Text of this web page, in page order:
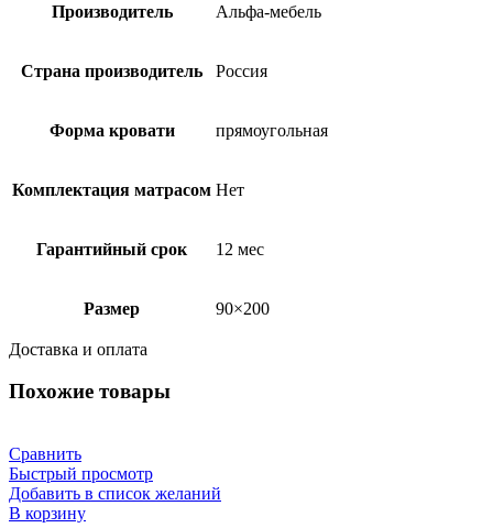
Производитель Альфа-мебель
Страна производитель Россия
Форма кровати прямоугольная
Комплектация матрасом Нет
Гарантийный срок 12 мес
Размер 90×200
Доставка и оплата
Похожие товары
Сравнить
Быстрый просмотр
Добавить в список желаний
В корзину